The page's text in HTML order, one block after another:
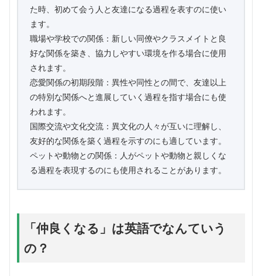
た時、初めて会う人と友達になる過程を表すのに使い
ます。
職場や学校での関係：新しい同僚やクラスメイトと良
好な関係を築き、協力しやすい環境を作る場合に使用
されます。
恋愛関係の初期段階：異性や同性との間で、友達以上
の特別な関係へと進展していく過程を指す場合にも使
われます。
国際交流や文化交流：異文化の人々が互いに理解し、
友好的な関係を築く過程を示すのにも適しています。
ペットや動物との関係：人がペットや動物と親しくな
る過程を表現するのにも使用されることがあります。
「仲良くなる」は英語でなんていう
の？